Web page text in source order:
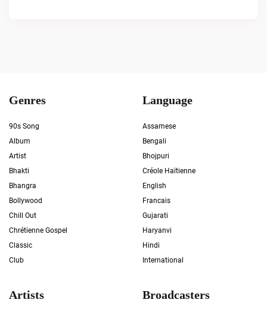
Genres
90s Song
Album
Artist
Bhakti
Bhangra
Bollywood
Chill Out
Chrétienne Gospel
Classic
Club
Language
Assamese
Bengali
Bhojpuri
Créole Haïtienne
English
Francais
Gujarati
Haryanvi
Hindi
International
Artists Broadcasters